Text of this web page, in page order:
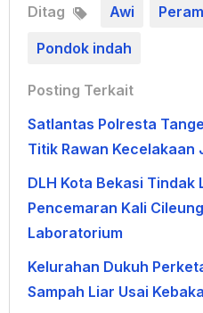
Ditag Awi
Pondok indah
Posting Terkait
Satlantas Polresta
Titik Rawan Kecelakaan
DLH Kota Bekasi Tindak
Pencemaran Kali
Laboratorium
Kelurahan Dukuh
Sampah Liar Usai